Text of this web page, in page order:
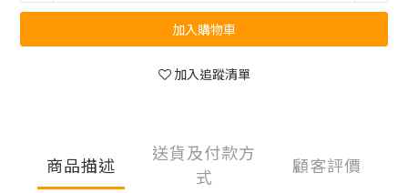
加入購物車
加入追蹤清單
商品描述
送貨及付款方
式
顧客評價